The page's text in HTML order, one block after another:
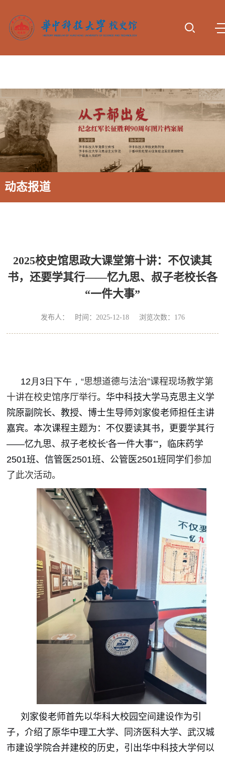
首页 参观服 专题展 动态报
动态报道
2025校史馆思政大课堂第十讲：不仅读其
书，还要学其行——忆九思、叔子老校长各
“一件大事”
发布人： 时间：2025-12-18 浏览次数： 176
12月3日下午， “思想道德与法治”课程现场教学第
十讲在校史馆序厅举行。华中科技大学马克思主义学
院原副院长、教授、博士生导师刘家俊老师担任主讲
嘉宾。本次课程主题为：不仅要读其书，更要学其行
——忆九思、叔子老校长‘各一件大事’”，临床药学
2501班、信管医2501班、公管医2501班同学们 参加
了此次活动。
刘家俊老师首先以华科大校园空间建设作为引
子，介绍了原华中理工大学、同济医科大学、武汉城
市建设学院合并建校的历史，引出华中科技大学何以